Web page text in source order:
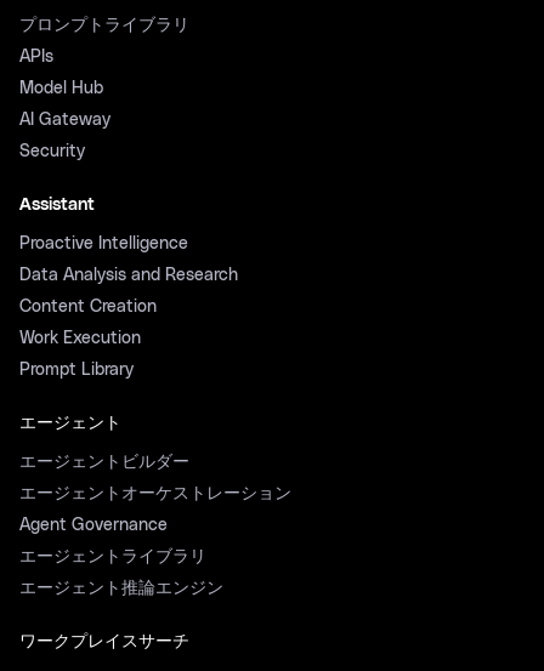
プロンプトライブラリ
APIs
Model Hub
AI Gateway
Security
Assistant
Proactive Intelligence
Data Analysis and Research
Content Creation
Work Execution
Prompt Library
エージェント
エージェントビルダー
エージェントオーケストレーション
Agent Governance
エージェントライブラリ
エージェント推論エンジン
ワークプレイスサーチ